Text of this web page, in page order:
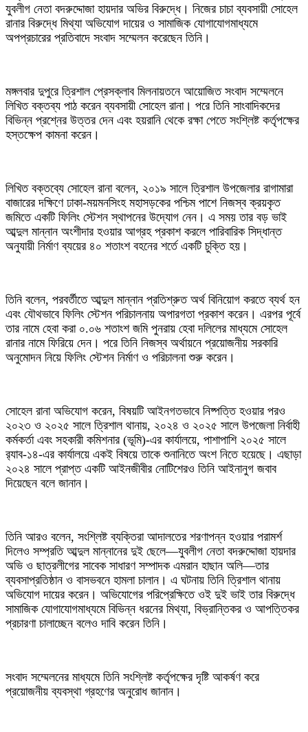
যুবলীগ নেতা বদরুদ্দোজা হায়দার অভির বিরুদ্ধে। নিজের চাচা ব্যবসায়ী সোহেল
রানার বিরুদ্ধে মিথ্যা অভিযোগ দায়ের ও সামাজিক যোগাযোগমাধ্যমে
অপপ্রচারের প্রতিবাদে সংবাদ সম্মেলন করেছেন তিনি।
মঙ্গলবার দুপুরে ত্রিশাল প্রেসক্লাব মিলনায়তনে আয়োজিত সংবাদ সম্মেলনে
লিখিত বক্তব্য পাঠ করেন ব্যবসায়ী সোহেল রানা। পরে তিনি সাংবাদিকদের
বিভিন্ন প্রশ্নের উত্তর দেন এবং হয়রানি থেকে রক্ষা পেতে সংশ্লিষ্ট কর্তৃপক্ষের
হস্তক্ষেপ কামনা করেন।
লিখিত বক্তব্যে সোহেল রানা বলেন, ২০১৯ সালে ত্রিশাল উপজেলার রাগামারা
বাজারের দক্ষিণে ঢাকা-ময়মনসিংহ মহাসড়কের পশ্চিম পাশে নিজস্ব ক্রয়কৃত
জমিতে একটি ফিলিং স্টেশন স্থাপনের উদ্যোগ নেন। এ সময় তার বড় ভাই
আব্দুল মান্নান অংশীদার হওয়ার আগ্রহ প্রকাশ করলে পারিবারিক সিদ্ধান্ত
অনুযায়ী নির্মাণ ব্যয়ের ৪০ শতাংশ বহনের শর্তে একটি চুক্তি হয়।
তিনি বলেন, পরবর্তীতে আব্দুল মান্নান প্রতিশ্রুত অর্থ বিনিয়োগ করতে ব্যর্থ হন
এবং যৌথভাবে ফিলিং স্টেশন পরিচালনায় অপারগতা প্রকাশ করেন। এরপর পূর্বে
তার নামে হেবা করা ০.০৬ শতাংশ জমি পুনরায় হেবা দলিলের মাধ্যমে সোহেল
রানার নামে ফিরিয়ে দেন। পরে তিনি নিজস্ব অর্থায়নে প্রয়োজনীয় সরকারি
অনুমোদন নিয়ে ফিলিং স্টেশন নির্মাণ ও পরিচালনা শুরু করেন।
সোহেল রানা অভিযোগ করেন, বিষয়টি আইনগতভাবে নিষ্পত্তি হওয়ার পরও
২০২৩ ও ২০২৫ সালে ত্রিশাল থানায়, ২০২৪ ও ২০২৫ সালে উপজেলা নির্বাহী
কর্মকর্তা এবং সহকারী কমিশনার (ভূমি)-এর কার্যালয়ে, পাশাপাশি ২০২৫ সালে
র‌্যাব-১৪-এর কার্যালয়ে একই বিষয়ে তাকে শুনানিতে অংশ নিতে হয়েছে। এছাড়া
২০২৪ সালে প্রাপ্ত একটি আইনজীবীর নোটিশেরও তিনি আইনানুগ জবাব
দিয়েছেন বলে জানান।
তিনি আরও বলেন, সংশ্লিষ্ট ব্যক্তিরা আদালতের শরণাপন্ন হওয়ার পরামর্শ
দিলেও সম্প্রতি আব্দুল মান্নানের দুই ছেলে—যুবলীগ নেতা বদরুদ্দোজা হায়দার
অভি ও ছাত্রলীগের সাবেক সাধারণ সম্পাদক এমরান হাছান অলি—তার
ব্যবসাপ্রতিষ্ঠান ও বাসভবনে হামলা চালান। এ ঘটনায় তিনি ত্রিশাল থানায়
অভিযোগ দায়ের করেন। অভিযোগের পরিপ্রেক্ষিতে ওই দুই ভাই তার বিরুদ্ধে
সামাজিক যোগাযোগমাধ্যমে বিভিন্ন ধরনের মিথ্যা, বিভ্রান্তিকর ও আপত্তিকর
প্রচারণা চালাচ্ছেন বলেও দাবি করেন তিনি।
সংবাদ সম্মেলনের মাধ্যমে তিনি সংশ্লিষ্ট কর্তৃপক্ষের দৃষ্টি আকর্ষণ করে
প্রয়োজনীয় ব্যবস্থা গ্রহণের অনুরোধ জানান।